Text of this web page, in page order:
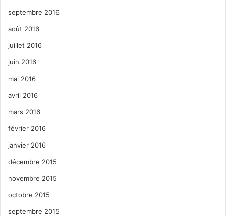
septembre 2016
août 2016
juillet 2016
juin 2016
mai 2016
avril 2016
mars 2016
février 2016
janvier 2016
décembre 2015
novembre 2015
octobre 2015
septembre 2015